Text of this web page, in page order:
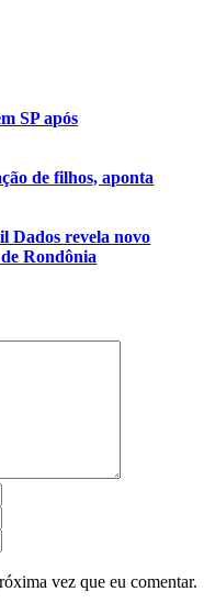
SP após
de filhos, aponta
Dados revela novo
Rondônia
vez que eu comentar.